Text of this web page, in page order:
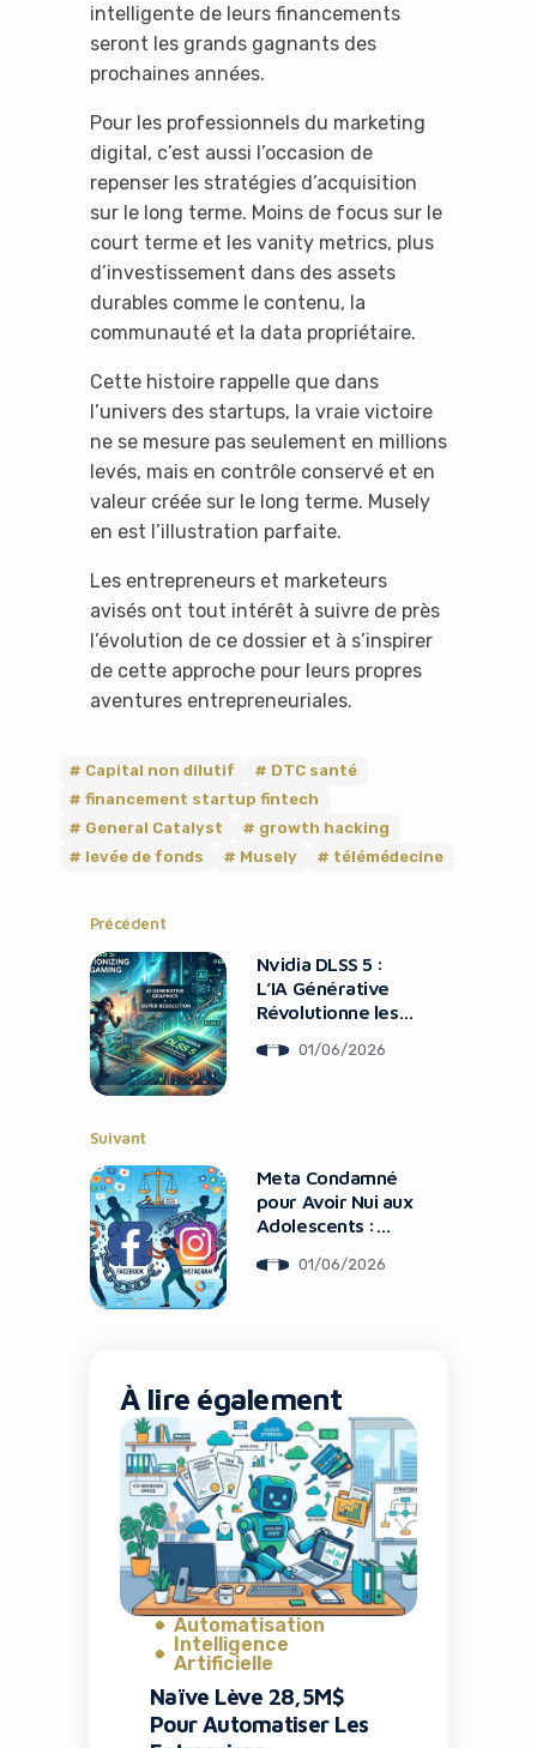
intelligente de leurs financements
seront les grands gagnants des
prochaines années.
Pour les professionnels du marketing
digital, c’est aussi l’occasion de
repenser les stratégies d’acquisition
sur le long terme. Moins de focus sur le
court terme et les vanity metrics, plus
d’investissement dans des assets
durables comme le contenu, la
communauté et la data propriétaire.
Cette histoire rappelle que dans
l’univers des startups, la vraie victoire
ne se mesure pas seulement en millions
levés, mais en contrôle conservé et en
valeur créée sur le long terme. Musely
en est l’illustration parfaite.
Les entrepreneurs et marketeurs
avisés ont tout intérêt à suivre de près
l’évolution de ce dossier et à s’inspirer
de cette approche pour leurs propres
aventures entrepreneuriales.
Capital non dilutif
DTC santé
financement startup fintech
General Catalyst
growth hacking
levée de fonds
Musely télémédecine
Précédent
Nvidia DLSS 5 :
L’IA Générative
Révolutionne les
01/06/2026
Suivant
Meta Condamné
pour Avoir Nui aux
Adolescents :
Majeures01/06/2026
À lire également
Automatisation
Intelligence
Artificielle
Naïve Lève 28,5M$
Pour Automatiser Les